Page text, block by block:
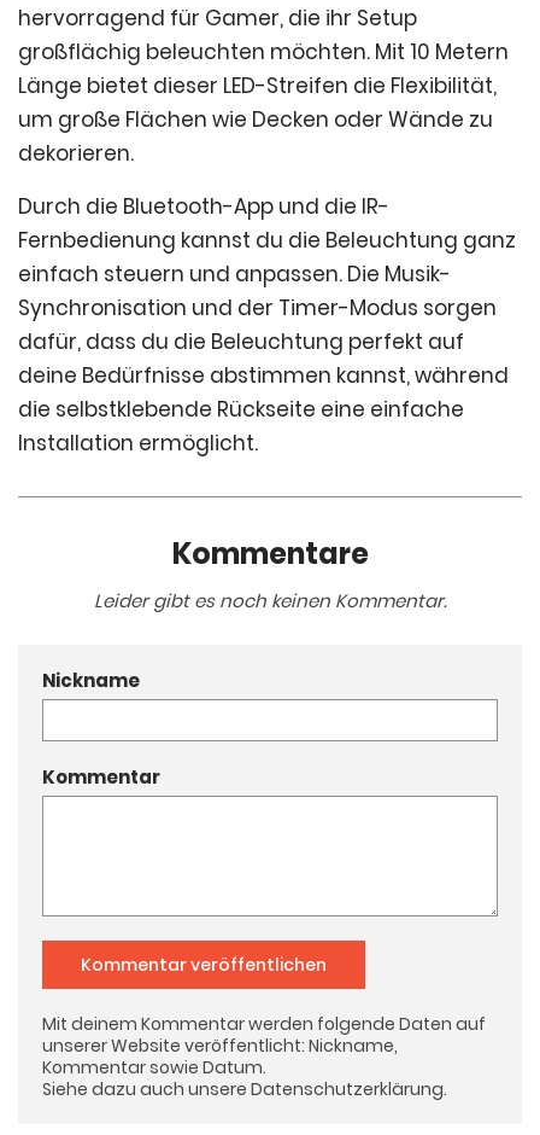
hervorragend für Gamer, die ihr Setup
großflächig beleuchten möchten. Mit 10 Metern
Länge bietet dieser LED-Streifen die Flexibilität,
um große Flächen wie Decken oder Wände zu
dekorieren.
Durch die Bluetooth-App und die IR-
Fernbedienung kannst du die Beleuchtung ganz
einfach steuern und anpassen. Die Musik-
Synchronisation und der Timer-Modus sorgen
dafür, dass du die Beleuchtung perfekt auf
deine Bedürfnisse abstimmen kannst, während
die selbstklebende Rückseite eine einfache
Installation ermöglicht.
Kommentare
Leider gibt es noch keinen Kommentar.
Nickname
Kommentar
Kommentar veröffentlichen
Mit deinem Kommentar werden folgende Daten auf
unserer Website veröffentlicht: Nickname,
Kommentar sowie Datum.
Siehe dazu auch unsere Datenschutzerklärung.